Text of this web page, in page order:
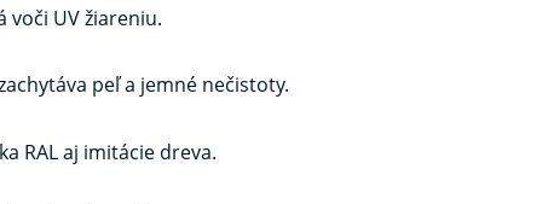
voči UV žiareniu.
peľ a jemné nečistoty.
RAL aj imitácie dreva.